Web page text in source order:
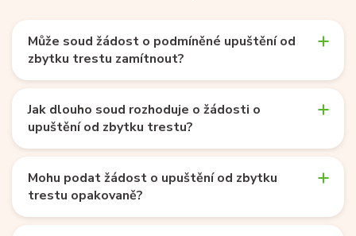
Může soud žádost o podmíněné upuštění od
zbytku trestu zamítnout?
Jak dlouho soud rozhoduje o žádosti o
upuštění od zbytku trestu?
Mohu podat žádost o upuštění od zbytku
trestu opakovaně?